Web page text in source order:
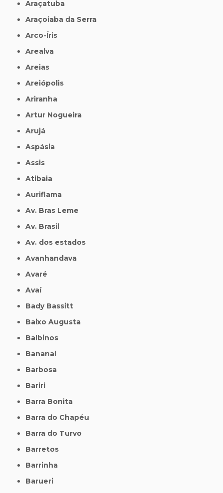
Araçatuba
Araçoiaba da Serra
Arco-Íris
Arealva
Areias
Areiópolis
Ariranha
Artur Nogueira
Arujá
Aspásia
Assis
Atibaia
Auriflama
Av. Bras Leme
Av. Brasil
Av. dos estados
Avanhandava
Avaré
Avaí
Bady Bassitt
Baixo Augusta
Balbinos
Bananal
Barbosa
Bariri
Barra Bonita
Barra do Chapéu
Barra do Turvo
Barretos
Barrinha
Barueri